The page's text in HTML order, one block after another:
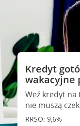
Kredyt
wakacyjne
Weź kredyt na
nie muszą
RRSO: 9,6%